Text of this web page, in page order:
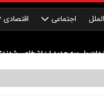
اجتماعی اقتصادی
دوم کند شد